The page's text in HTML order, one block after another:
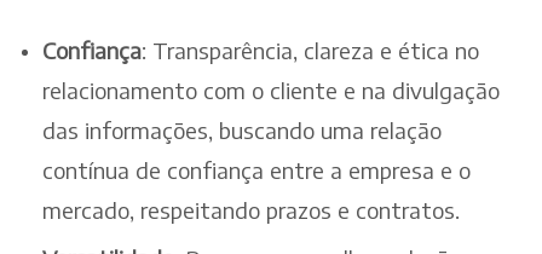
Confiança: Transparência, clareza e ética no
relacionamento com o cliente e na divulgação
das informações, buscando uma relação
contínua de confiança entre a empresa e o
mercado, respeitando prazos e contratos.